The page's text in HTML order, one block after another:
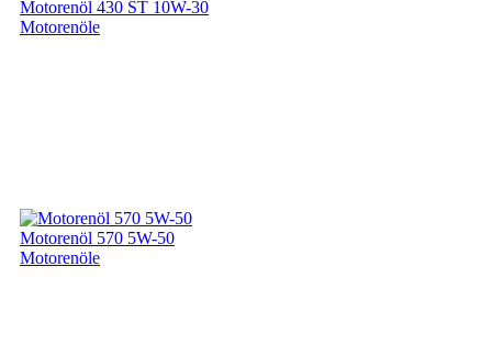
Motorenöl 430 ST 10W-30
Motorenöle
Motorenöl 570 5W-50
Motorenöle